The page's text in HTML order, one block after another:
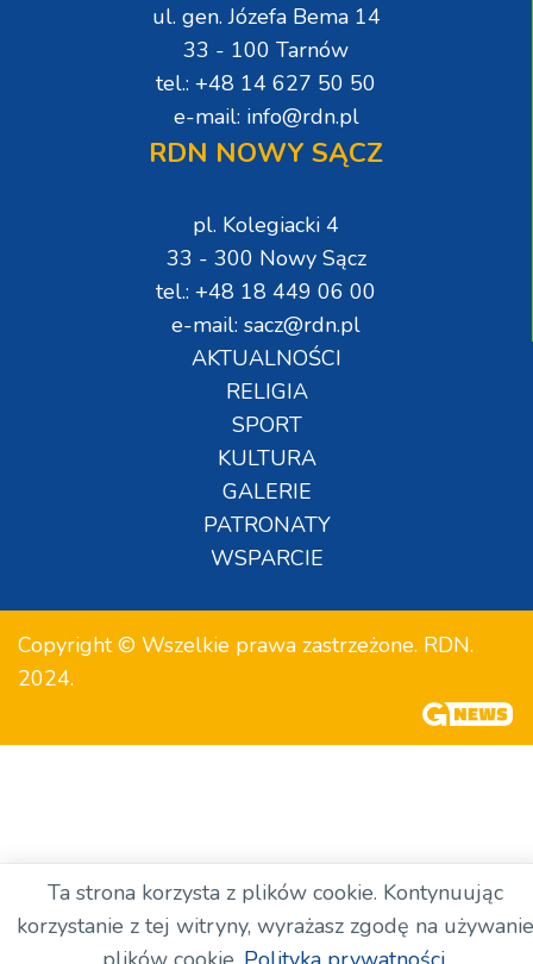
ul. gen. Józefa Bema 14
33 - 100 Tarnów
tel.: +48 14 627 50 50
e-mail: info@rdn.pl
RDN NOWY SĄCZ
pl. Kolegiacki 4
33 - 300 Nowy Sącz
tel.: +48 18 449 06 00
e-mail: sacz@rdn.pl
AKTUALNOŚCI
RELIGIA
SPORT
KULTURA
GALERIE
PATRONATY
WSPARCIE
Copyright © Wszelkie prawa zastrzeżone. RDN.
2024.
Ta strona korzysta z plików cookie. Kontynuując
korzystanie z tej witryny, wyrażasz zgodę na używanie